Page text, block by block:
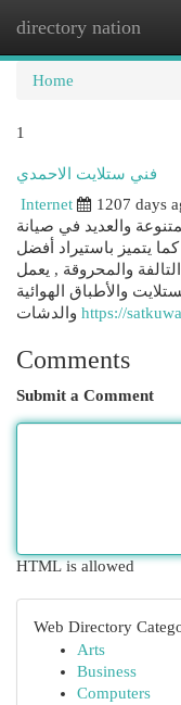
directory nation
Home
1
فني ستلايت الاحمدي
Internet
1207 days
والعديد في صيانة
يتميز باستيراد أفضل
والمحروقة , يعمل
والأطباق الهوائية
https://
Comments
Submit a Comment
HTML is allowed
Web Directory
Arts
Business
Computers